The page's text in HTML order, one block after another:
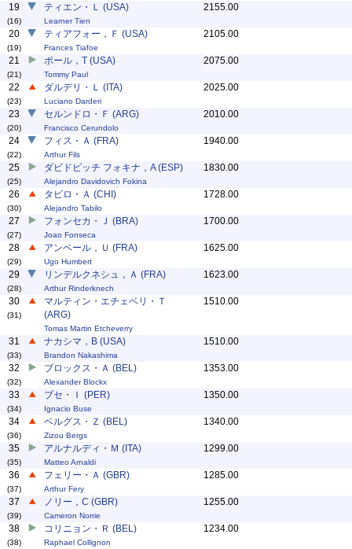
19
(16)
ティエン・Ｌ (USA)
Learner Tien
2155.00
20
(19)
ティアフォー，Ｆ (USA)
Frances Tiafoe
2105.00
21
(21)
ポール，T (USA)
Tommy Paul
2075.00
22
(23)
ダルデリ・Ｌ (ITA)
Luciano Darderi
2025.00
23
(20)
セルンドロ・Ｆ (ARG)
Francisco Cerundolo
2010.00
24
(22)
フィス・Ａ (FRA)
Arthur Fils
1940.00
25
(25)
ダビドビッチ フォキナ，A (ESP)
Alejandro Davidovich Fokina
1830.00
26
(30)
タビロ・Ａ (CHI)
Alejandro Tabilo
1728.00
27
(27)
フォンセカ・Ｊ (BRA)
Joao Fonseca
1700.00
28
(29)
アンベール，Ｕ (FRA)
Ugo Humbert
1625.00
29
(28)
リンデルクネシュ，Ａ (FRA)
Arthur Rinderknech
1623.00
30
(31)
マルティン・エチェベリ・Ｔ
(ARG)
Tomas Martin Etcheverry
1510.00
31
(33)
ナカシマ，B (USA)
Brandon Nakashima
1510.00
32
(32)
ブロックス・Ａ (BEL)
Alexander Blockx
1353.00
33
(34)
ブセ・Ｉ (PER)
Ignacio Buse
1350.00
34
(36)
ベルグス・Ｚ (BEL)
Zizou Bergs
1340.00
35
(35)
アルナルディ・Ｍ (ITA)
Matteo Arnaldi
1299.00
36
(37)
フェリー・Ａ (GBR)
Arthur Fery
1285.00
37
(39)
ノリー，C (GBR)
Cameron Norrie
1255.00
38
(38)
コリニョン・Ｒ (BEL)
Raphael Collignon
1234.00